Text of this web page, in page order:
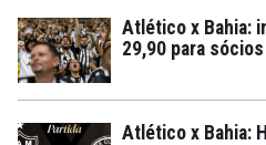
Atlético x Bahia:
29,90 para sócios
Atlético x Bahia: